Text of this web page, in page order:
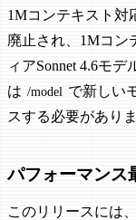
1Mコンテキスト対
廃止され、1Mコン
ィアSonnet 4.6モ
は /model で新しい
スする必要がありま
パフォーマンス
このリリースには